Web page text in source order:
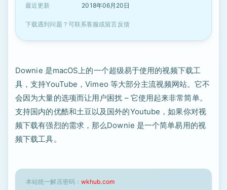
最近更新 2018年06月20日
下载遇到问题？可联系客服或留言反馈
Downie 是macOS上的一个超级易于使用的视频下载工
具，支持YouTube，Vimeo 等大部分主流视频网站。它不
会因为大量的选项而让用户困扰 – 它使用起来非常简单。
支持国内的优酷和土豆以及国外的Youtube，如果你对视
频下载有强烈的需求，那么Downie 是一个简单易用的视
频下载工具。
本站统一解压密码： wkhub.com